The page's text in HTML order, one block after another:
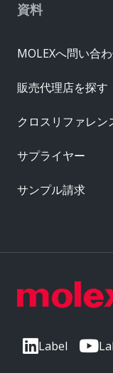
Label
資料
MOLEXへ問い合
販売代理店を探す
クロスリファレン
サプライヤー
サンプル請求